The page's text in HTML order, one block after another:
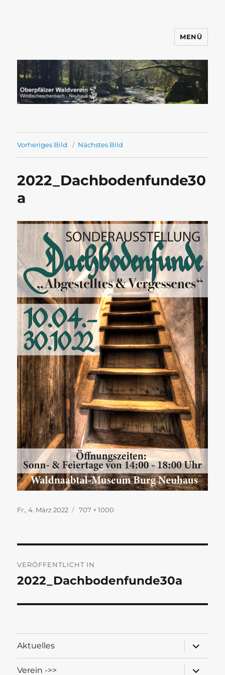
Windischeschenbach-Neuhaus
MENÜ
Vorheriges Bild Nächstes Bild
2022_Dachbodenfunde30
a
Veröffentlicht
Fr., 4. März 2022 Originalgröße
707 × 1000
VERÖFFENTLICHT IN
2022_Dachbodenfunde30a
Aktuelles
öffnen
Verein ->>